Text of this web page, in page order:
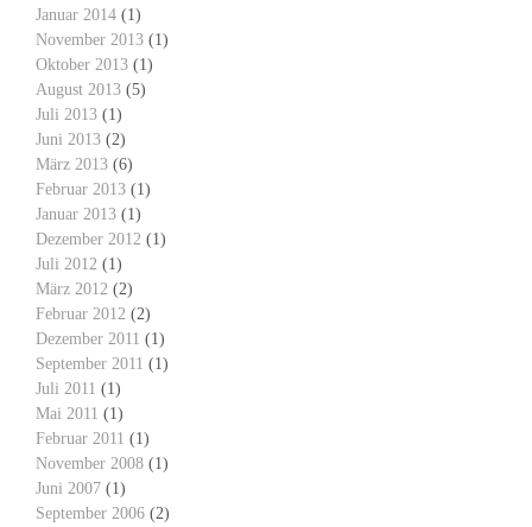
Januar 2014 (1)
November 2013 (1)
Oktober 2013 (1)
August 2013 (5)
Juli 2013 (1)
Juni 2013 (2)
März 2013 (6)
Februar 2013 (1)
Januar 2013 (1)
Dezember 2012 (1)
Juli 2012 (1)
März 2012 (2)
Februar 2012 (2)
Dezember 2011 (1)
September 2011 (1)
Juli 2011 (1)
Mai 2011 (1)
Februar 2011 (1)
November 2008 (1)
Juni 2007 (1)
September 2006 (2)